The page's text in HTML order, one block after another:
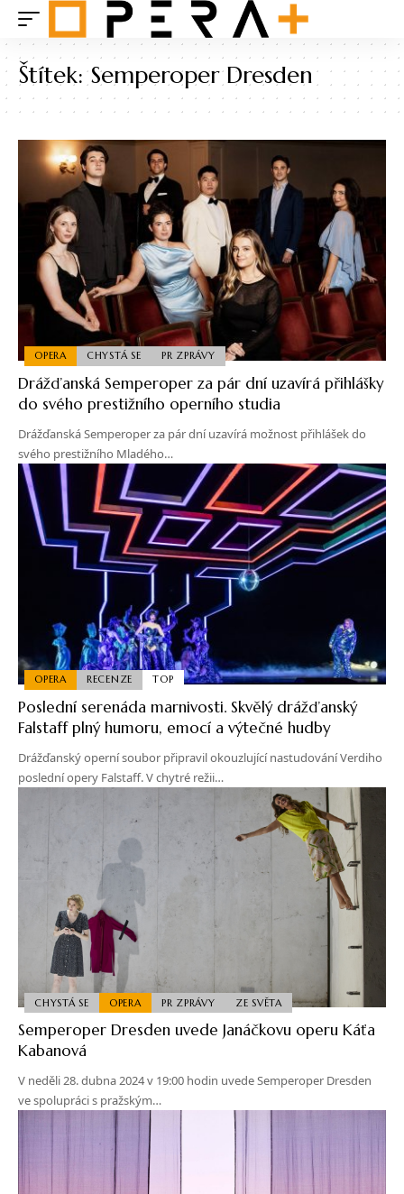
Štítek:Semperoper Dresden
OPERA CHYSTÁ SE PR ZPRÁVY
Drážďanská Semperoper za pár dní uzavírá přihlášky
do svého prestižního operního studia
Drážďanská Semperoper za pár dní uzavírá možnost přihlášek do
svého prestižního Mladého…
OPERA RECENZE TOP
Poslední serenáda marnivosti. Skvělý drážďanský
Falstaff plný humoru, emocí a výtečné hudby
Drážďanský operní soubor připravil okouzlující nastudování Verdiho
poslední opery Falstaff. V chytré režii…
CHYSTÁ SE OPERA PR ZPRÁVY ZE SVĚTA
Semperoper Dresden uvede Janáčkovu operu Káťa
Kabanová
V neděli 28. dubna 2024 v 19:00 hodin uvede Semperoper Dresden
ve spolupráci s pražským…